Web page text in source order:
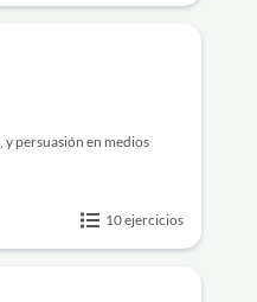
persuasión en medios
10 ejercicios